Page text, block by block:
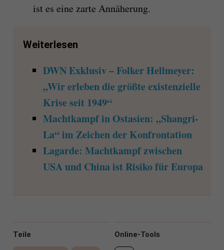
ist es eine zarte Annäherung.
Weiterlesen
DWN Exklusiv – Folker Hellmeyer:
„Wir erleben die größte existenzielle
Krise seit 1949“
Machtkampf in Ostasien: „Shangri-
La“ im Zeichen der Konfrontation
Lagarde: Machtkampf zwischen
USA und China ist Risiko für Europa
Online-Tools
Teile